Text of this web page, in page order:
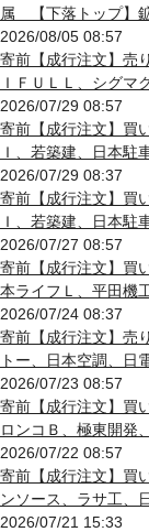
属 【下落トップ】
2026/08/05 08:57
寄前【成行注文】売
ＩＦＵＬＬ、シグマ
2026/07/29 08:57
寄前【成行注文】買
Ｉ、若築建、日本駐
2026/07/29 08:37
寄前【成行注文】買
Ｉ、若築建、日本駐
2026/07/27 08:57
寄前【成行注文】買
本ライフＬ、平田機
2026/07/24 08:37
寄前【成行注文】売
トー、日本空調、日
2026/07/23 08:57
寄前【成行注文】買
ロンコＢ、極東開発
2026/07/22 08:57
寄前【成行注文】買
ンソース、ラサ工、
2026/07/21 15:33